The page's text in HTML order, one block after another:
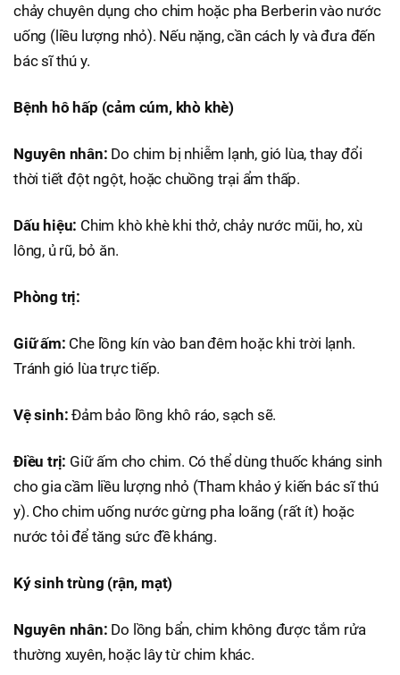
chảy chuyên dụng cho chim hoặc pha Berberin vào nước
uống (liều lượng nhỏ). Nếu nặng, cần cách ly và đưa đến
bác sĩ thú y.
Bệnh hô hấp (cảm cúm, khò khè)
Nguyên nhân: Do chim bị nhiễm lạnh, gió lùa, thay đổi
thời tiết đột ngột, hoặc chuồng trại ẩm thấp.
Dấu hiệu: Chim khò khè khi thở, chảy nước mũi, ho, xù
lông, ủ rũ, bỏ ăn.
Phòng trị:
Giữ ấm: Che lồng kín vào ban đêm hoặc khi trời lạnh.
Tránh gió lùa trực tiếp.
Vệ sinh: Đảm bảo lồng khô ráo, sạch sẽ.
Điều trị: Giữ ấm cho chim. Có thể dùng thuốc kháng sinh
cho gia cầm liều lượng nhỏ (Tham khảo ý kiến bác sĩ thú
y). Cho chim uống nước gừng pha loãng (rất ít) hoặc
nước tỏi để tăng sức đề kháng.
Ký sinh trùng (rận, mạt)
Nguyên nhân: Do lồng bẩn, chim không được tắm rửa
thường xuyên, hoặc lây từ chim khác.